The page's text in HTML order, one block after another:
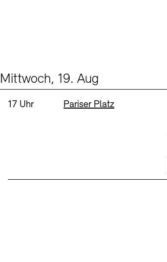
Mittwoch, 19. Aug
Uhrzeit:
17 Uhr Standort
Pariser Platz